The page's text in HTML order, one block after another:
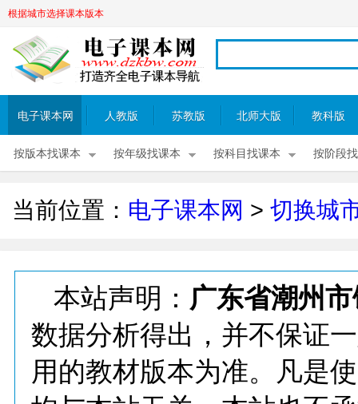
根据城市选择课本版本
电子课本网 人教版 苏教版 北师大版 教科版
按版本找课本 按年级找课本 按科目找课本 按阶段
当前位置： 电子课本网 > 切换城
本站声明： 广东省潮州
数据分析得出，并不保证
用的教材版本为准。凡是